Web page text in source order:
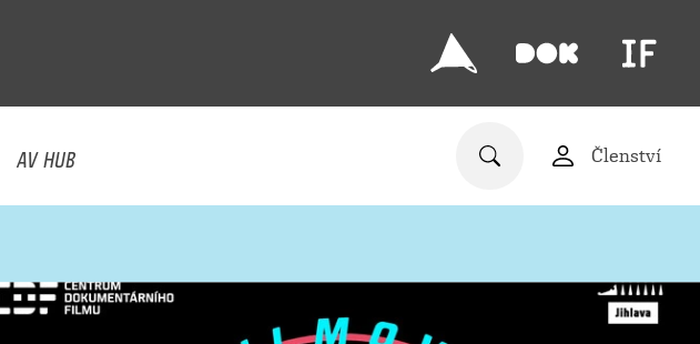
AV HUB Členství